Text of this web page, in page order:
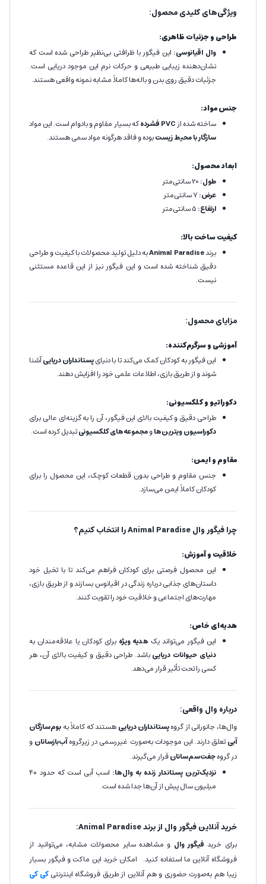
ویژگی‌های کلیدی محصول:
طراحی و جزئیات ظاهری:
وال اقیانوسی: این فیگور با ظرافتی بی‌نظیر طراحی شده است که
نشان‌دهنده زیبایی طبیعی و حرکات نرم این موجود دریایی است.
جزئیات دقیق روی بدن و باله‌ها کاملاً مشابه نمونه واقعی هستند.
جنس مواد:
ساخته شده ازPVC فشرده
که بسیار مقاوم و بادوام است. این مواد
سازگار با محیط زیستبوده و فاقد هرگونه مواد سمی هستند.
ابعاد محصول:
طول:
عرض:7 سانتی‌متر
ارتفاع:
کیفیت ساخت بالا:
برندAnimal Paradiseبه دلیل تولید محصولات با کیفیت و طراحی
دقیق شناخته شده است و این فیگور نیز از این قاعده مستثنی
نیست.
مزایای محصول:
آموزشی و سرگرم‌کننده:
این فیگور به کودکان کمک می‌کند تا با دنیایپستانداران دریاییآشنا
شوند و از طریق بازی، اطلاعات علمی خود را افزایش دهند.
دکوراتیو و کلکسیونی:
طراحی دقیق و کیفیت بالای این فیگور، آن را به گزینه‌ای عالی برای
دکوراسیون ویترین‌هاومجموعه‌های کلکسیونیتبدیل کرده است.
مقاوم و ایمن:
جنس مقاوم و طراحی بدون قطعات کوچک، این محصول را برای
کودکان کاملاً ایمن می‌سازد.
چرا فیگور وال Animal Paradise را انتخاب کنیم؟
خلاقیت و آموزش:
این محصول فرصتی برای کودکان فراهم می‌کند تا با تخیل خود
داستان‌های جذابی درباره زندگی در اقیانوس بسازند و از طریق بازی،
مهارت‌های اجتماعی و خلاقیت خود را تقویت کنند.
هدیه‌ای خاص:
این فیگور می‌تواند یک هدیه ویژه برای کودکان یا علاقه‌مندان به
دنیای حیوانات دریاییباشد. طراحی دقیق و کیفیت بالای آن، هر
کسی را تحت تأثیر قرار می‌دهد.
درباره وال واقعی:
وال‌ها، جانورانی از گروهپستانداران دریاییهستند که کاملاً بهبوم‌سازگان
آبیتعلق دارند. این موجودات به‌صورت غیررسمی در زیرگروهآب‌بازسانانو
در گروهجفت‌سم‌سانانقرار می‌گیرند.
نزدیک‌ترین پستاندار زنده به وال‌ها:
اسب آبی است که حدود ۴۰
میلیون سال پیش از آن‌ها جدا شده است.
خرید آنلاین فیگور وال از برند Animal Paradise:
برای خرید فیگور وال و مشاهده سایر محصولات مشابه، می‌توانید از
فروشگاه آنلاین ما استفاده کنید. امکان خرید این ماکت و فیگور بسیار
زیبا هم به‌صورت حضوری و هم آنلاین از طریق فروشگاه اینترنتیکی کی